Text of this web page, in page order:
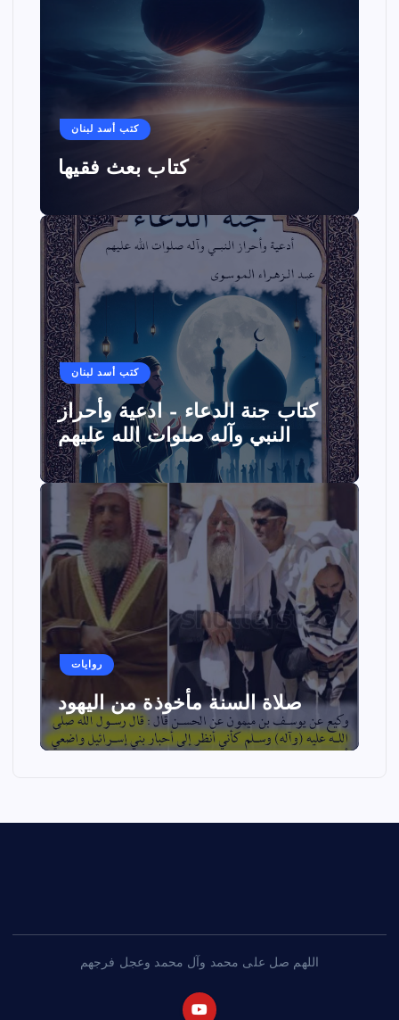
كتب أسد لبنان
كتاب بعث فقيها
كتب أسد لبنان
كتاب جنة الدعاء – ادعية وأحراز
النبي وآله صلوات الله عليهم
روايات
صلاة السنة مأخوذة من اليهود
اللهم صل على محمد وآل محمد وعجل فرجهم